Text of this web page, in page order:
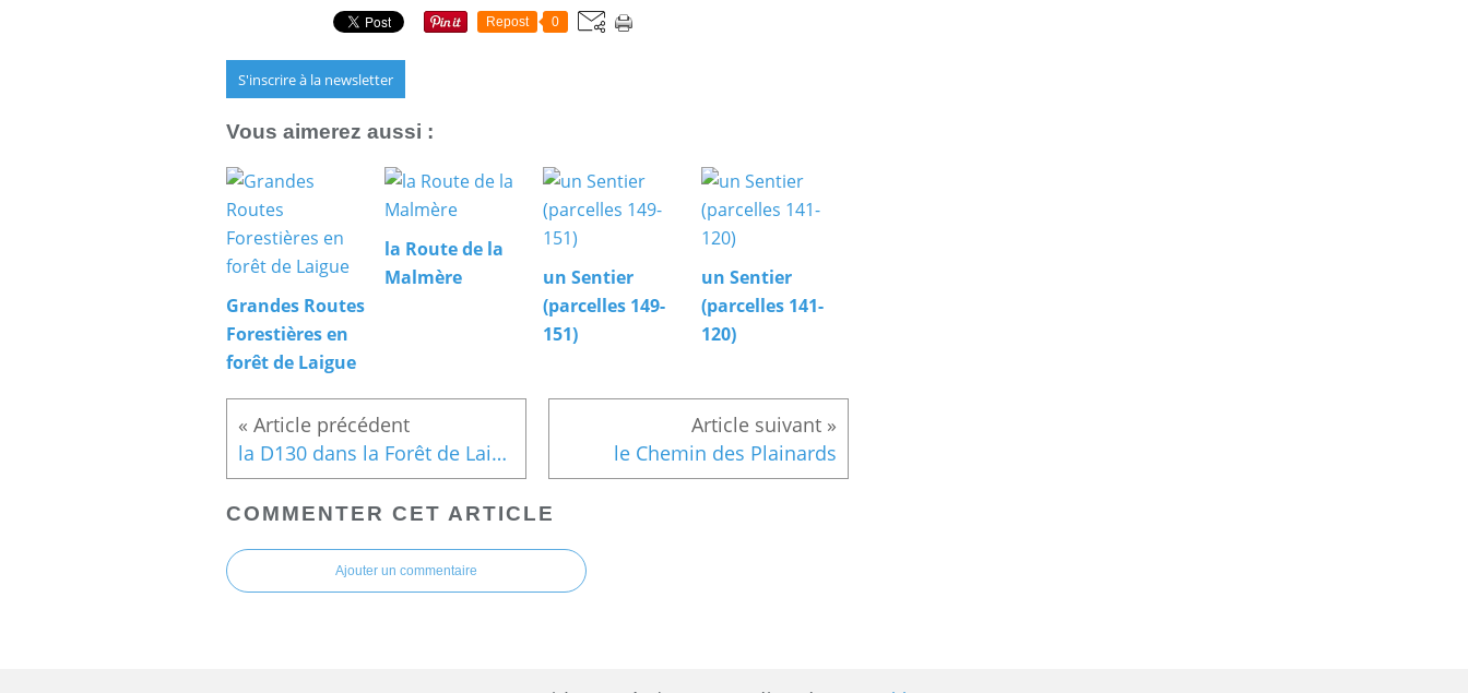
Repost 0
S'inscrire à la newsletter
Vous aimerez aussi :
Grandes Routes
Forestières en
forêt de Laigue
la Route de la
Malmère
un Sentier
(parcelles 149-
151)
un Sentier
(parcelles 141-
120)
la D130 dans la Forêt de Laigue le Chemin des Plainards
COMMENTER CET ARTICLE
Ajouter un commentaire